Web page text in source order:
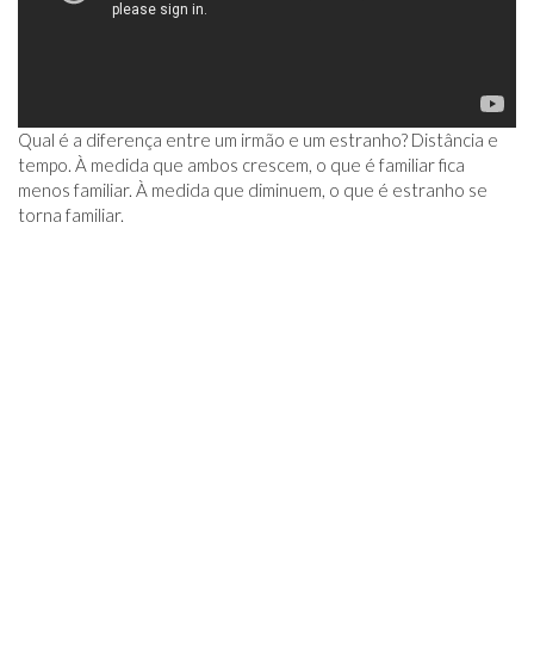
Qual é a diferença entre um irmão e um estranho? Distância e
tempo. À medida que ambos crescem, o que é familiar fica
menos familiar. À medida que diminuem, o que é estranho se
torna familiar.